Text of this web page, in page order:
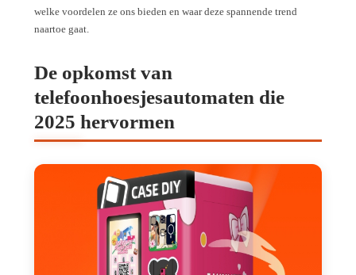
welke voordelen ze ons bieden en waar deze spannende trend
naartoe gaat.
De opkomst van
telefoonhoesjesautomaten die
2025 hervormen